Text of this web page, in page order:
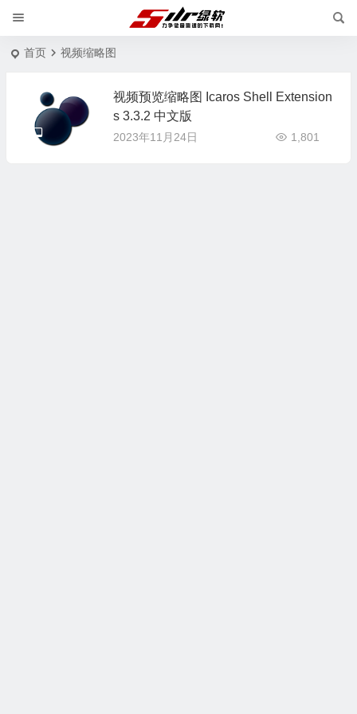
首页 视频缩略图
视频预览缩略图 Icaros Shell Extension
s 3.3.2 中文版
2023年11月24日 1,801